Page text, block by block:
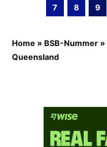
7
8 9
Home » BSB-Nummer »
Queensland